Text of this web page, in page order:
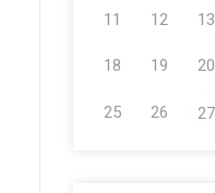
11 12 13
18 19 20
25 26 27